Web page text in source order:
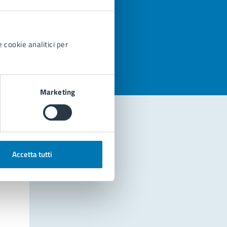
cookie analitici per
Marketing
Accetta tutti